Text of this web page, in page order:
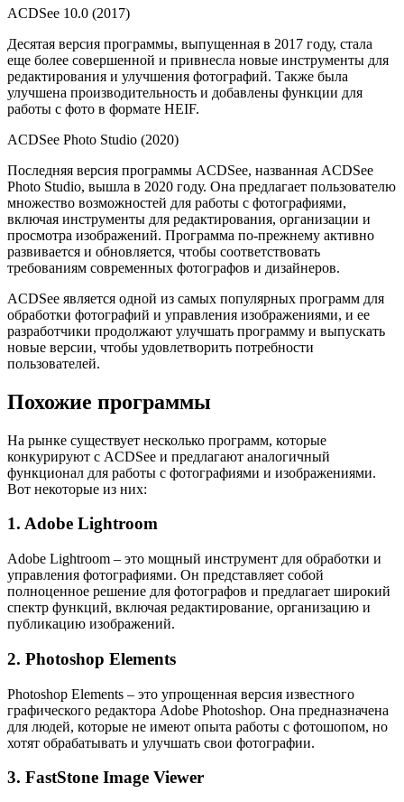
ACDSee 10.0 (2017)
Десятая версия программы, выпущенная в 2017 году, стала
еще более совершенной и привнесла новые инструменты для
редактирования и улучшения фотографий. Также была
улучшена производительность и добавлены функции для
работы с фото в формате HEIF.
ACDSee Photo Studio (2020)
Последняя версия программы ACDSee, названная ACDSee
Photo Studio, вышла в 2020 году. Она предлагает пользователю
множество возможностей для работы с фотографиями,
включая инструменты для редактирования, организации и
просмотра изображений. Программа по-прежнему активно
развивается и обновляется, чтобы соответствовать
требованиям современных фотографов и дизайнеров.
ACDSee является одной из самых популярных программ для
обработки фотографий и управления изображениями, и ее
разработчики продолжают улучшать программу и выпускать
новые версии, чтобы удовлетворить потребности
пользователей.
Похожие программы
На рынке существует несколько программ, которые
конкурируют с ACDSee и предлагают аналогичный
функционал для работы с фотографиями и изображениями.
Вот некоторые из них:
1. Adobe Lightroom
Adobe Lightroom – это мощный инструмент для обработки и
управления фотографиями. Он представляет собой
полноценное решение для фотографов и предлагает широкий
спектр функций, включая редактирование, организацию и
публикацию изображений.
2. Photoshop Elements
Photoshop Elements – это упрощенная версия известного
графического редактора Adobe Photoshop. Она предназначена
для людей, которые не имеют опыта работы с фотошопом, но
хотят обрабатывать и улучшать свои фотографии.
3. FastStone Image Viewer